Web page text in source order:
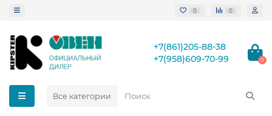
0 0
+7(861)205-88-38
+7(958)609-70-99
0
Все категории